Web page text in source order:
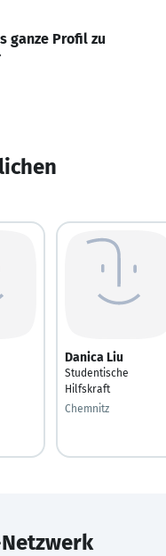
ganze Profil zu
Danica Liu
Studentische
Hilfskraft
Chemnitz
Netzwerk